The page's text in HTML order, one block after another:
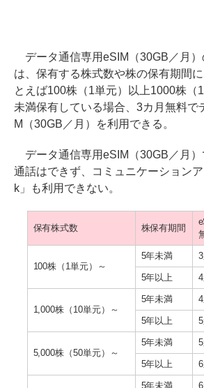
データ通信専用eSIM（30GB／月）
は、保有する株式数や株の保有期間
とえば100株（1単元）以上1000株（
未満保有している場合、3カ月無料で
M（30GB／月）を利用できる。
データ通信専用eSIM（30GB／月）
通話はできず、コミュニケーション
k」も利用できない。
保有株式数 株保有期間
100株（1単元）～
5年未満
5年以上
1,000株（10単元）～
5年未満
5年以上
5,000株（50単元）～
5年未満
5年以上